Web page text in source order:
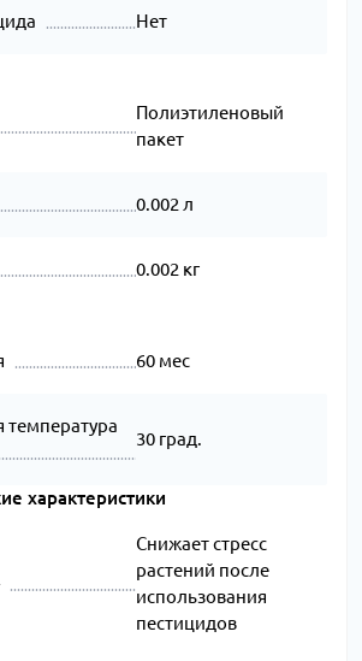
Нет
Полиэтиленовый
пакет
0.002 л
0.002 кг
60 мес
30 град.
характеристики
Снижает стресс
растений после
использования
пестицидов